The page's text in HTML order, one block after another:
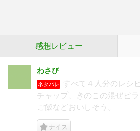
感想レビュー
わさび
ネタバレ
すべて４人分のレシ
チャップ、きのこの混ぜピ
ご飯などおいしそう。
ナイス